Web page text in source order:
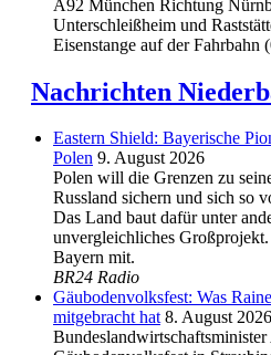
A92 München Richtung
Unterschleißheim und
Eisenstange auf der Fahrbahn
Nachrichten
Eastern Shield: Bayerische
Polen 9. August 2026
Polen will die Grenzen zu
Russland sichern und sich so
Das Land baut dafür unter
unvergleichliches
Bayern mit.
BR24 Radio
Gäubodenvolksfest: Was
mitgebracht hat 8. August 2026